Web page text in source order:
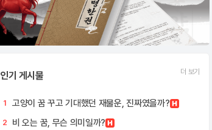
인기 게시물 더 보기
1 고양이 꿈 꾸고 기대했던 재물운, 진짜였을까?
2 비 오는 꿈, 무슨 의미일까?